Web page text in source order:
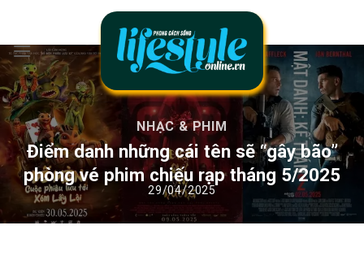
nội
dung
NHẠC & PHIM
Điểm danh những cái tên sẽ “gây bão”
phòng vé phim chiếu rạp tháng 5/2025